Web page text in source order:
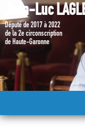
Jean-Luc
Député de 2017 à 2022
de la 2e circonscription
de Haute-Garonne